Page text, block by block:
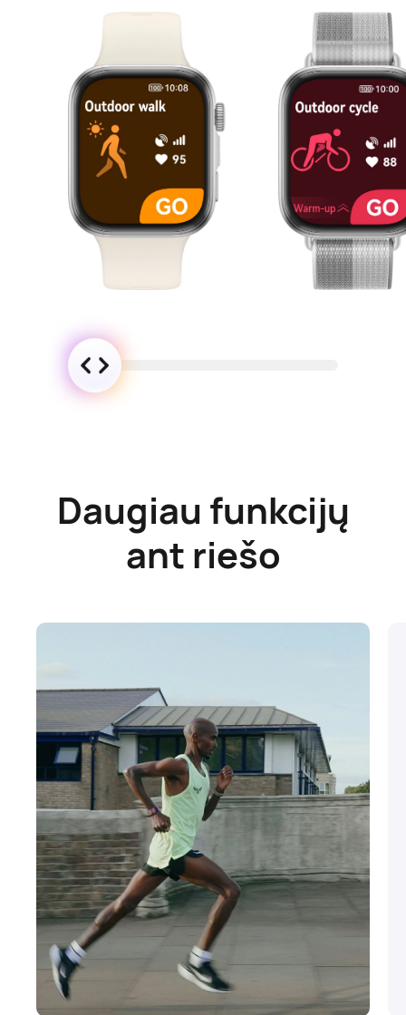
Daugiau funkcijų
ant riešo